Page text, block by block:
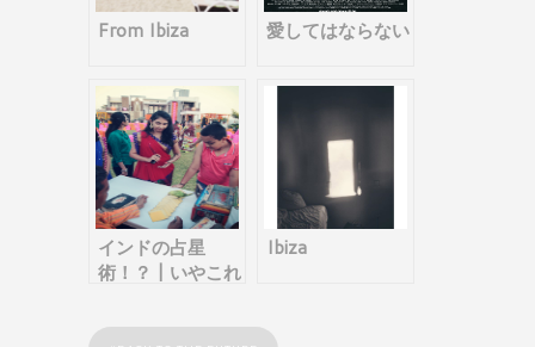
From Ibiza 愛してはならない
インドの占星
術！？ | いやこれ
Ibiza